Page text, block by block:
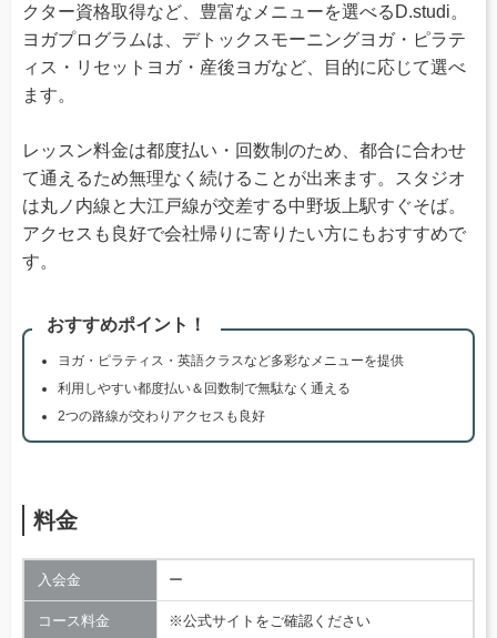
クター資格取得など、豊富なメニューを選べるD.studi。
ヨガプログラムは、デトックスモーニングヨガ・ピラテ
ィス・リセットヨガ・産後ヨガなど、目的に応じて選べ
ます。
レッスン料金は都度払い・回数制のため、都合に合わせ
て通えるため無理なく続けることが出来ます。スタジオ
は丸ノ内線と大江戸線が交差する中野坂上駅すぐそば。
アクセスも良好で会社帰りに寄りたい方にもおすすめで
す。
おすすめポイント！
ヨガ・ピラティス・英語クラスなど多彩なメニューを提供
利用しやすい都度払い＆回数制で無駄なく通える
2つの路線が交わりアクセスも良好
料金
入会金 ー
コース料金 ※公式サイトをご確認ください